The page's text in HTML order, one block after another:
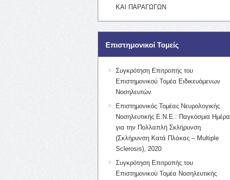
ΚΑΙ ΠΑΡΑΓΩΓΩΝ
Επιστημονικοί Τομείς
Συγκρότηση Επιτροπής του
Επιστημονικού Τομέα Ειδικευόμενων
Νοσηλευτών
Επιστημονικός Τομέας Νευρολογικής
Νοσηλευτικής Ε.Ν.Ε.: Παγκόσμια Ημέρα
για την Πολλαπλή Σκλήρυνση
(Σκλήρυνση Κατά Πλάκας – Multiple
Sclerosis), 2020
Συγκρότηση Επιτροπής του
Επιστημονικού Τομέα Νοσηλευτικής